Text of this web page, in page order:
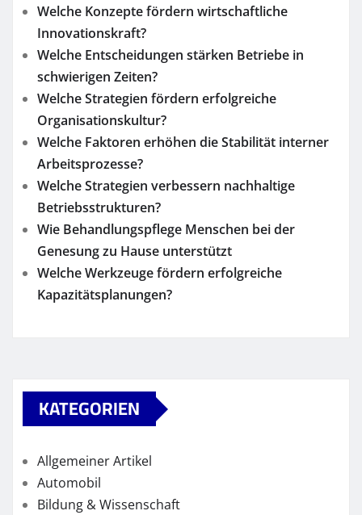
Welche Konzepte fördern wirtschaftliche
Innovationskraft?
Welche Entscheidungen stärken Betriebe in
schwierigen Zeiten?
Welche Strategien fördern erfolgreiche
Organisationskultur?
Welche Faktoren erhöhen die Stabilität interner
Arbeitsprozesse?
Welche Strategien verbessern nachhaltige
Betriebsstrukturen?
Wie Behandlungspflege Menschen bei der
Genesung zu Hause unterstützt
Welche Werkzeuge fördern erfolgreiche
Kapazitätsplanungen?
KATEGORIEN
Allgemeiner Artikel
Automobil
Bildung & Wissenschaft